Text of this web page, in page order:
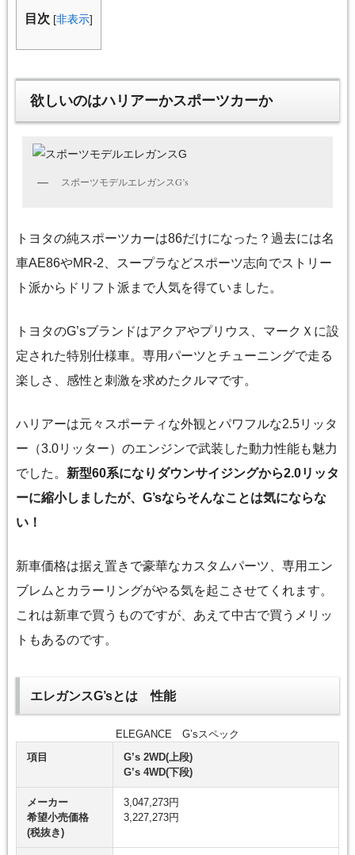
目次 [非表示]
欲しいのはハリアーかスポーツカーか
スポーツモデルエレガンスG’s
トヨタの純スポーツカーは86だけになった？過去には名
車AE86やMR-2、スープラなどスポーツ志向でストリー
ト派からドリフト派まで人気を得ていました。
トヨタのG’sブランドはアクアやプリウス、マークＸに設
定された特別仕様車。専用パーツとチューニングで走る
楽しさ、感性と刺激を求めたクルマです。
ハリアーは元々スポーティな外観とパワフルな2.5リッタ
ー（3.0リッター）のエンジンで武装した動力性能も魅力
でした。 新型60系になりダウンサイジングから2.0リッタ
ーに縮小しましたが、G’sならそんなことは気にならな
い！
新車価格は据え置きで豪華なカスタムパーツ、専用エン
ブレムとカラーリングがやる気を起こさせてくれます。
これは新車で買うものですが、あえて中古で買うメリッ
トもあるのです。
エレガンスG’sとは 性能
ELEGANCE G’sスペック
項目
G’s 2WD(上段)
G’s 4WD(下段)
メーカー
希望小売価格
(税抜き)
3,047,273円
3,227,273円